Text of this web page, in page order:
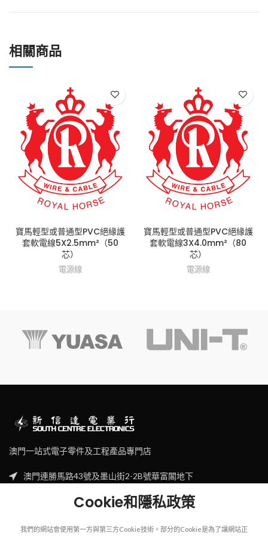
相關商品
寶馬輕型或普通型PVC絕緣護
套軟電線5X2.5mm²（50
芯）
電源線
寶馬輕型或普通型PVC絕緣護
套軟電線3X4.0mm²（80
芯）
電源線
澳門一站式電子零件及工程產品專門店
澳門連勝馬路43號及墨山街2-2B號華富閣地下
Email: sales@scecl.comCookie和隱私政策
我們的網站會使用第一方與第三方Cookie技術。部分的Cookie是為了讓網站正